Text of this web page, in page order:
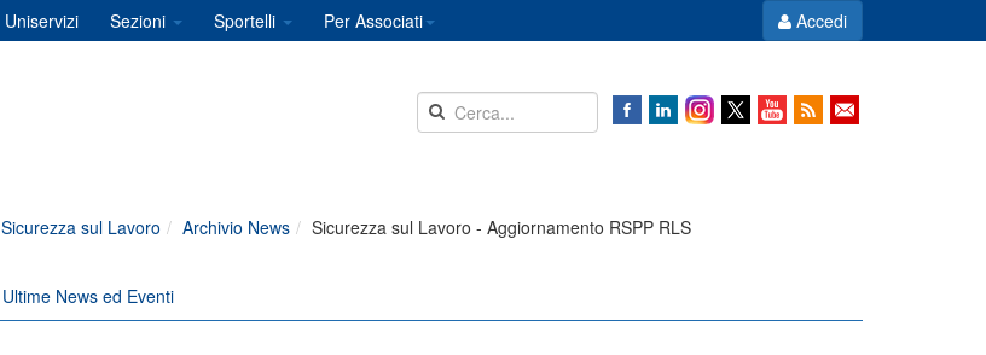
Uniservizi Sezioni Sportelli Per Associati Accedi
Sicurezza sul Lavoro Archivio News Sicurezza sul Lavoro - Aggiornamento RSPP RLS
Ultime News ed Eventi